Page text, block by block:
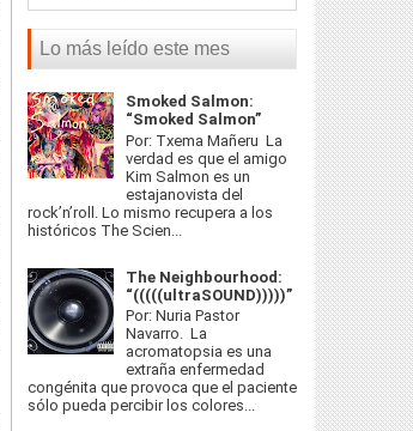
Lo más leído este mes
Smoked Salmon:
“Smoked Salmon”
Por: Txema Mañeru La
verdad es que el amigo
Kim Salmon es un
estajanovista del
rock’n’roll. Lo mismo recupera a los
históricos The Scien...
The Neighbourhood:
“(((((ultraSOUND)))))”
Por: Nuria Pastor
Navarro. La
acromatopsia es una
extraña enfermedad
congénita que provoca que el paciente
sólo pueda percibir los colores...